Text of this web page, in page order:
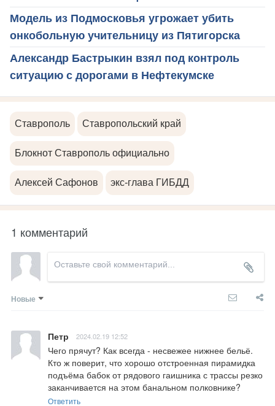
Модель из Подмосковья угрожает убить
онкобольную учительницу из Пятигорска
Александр Бастрыкин взял под контроль
ситуацию с дорогами в Нефтекумске
Ставрополь Ставропольский край
Блокнот Ставрополь официально
Алексей Сафонов экс-глава ГИБДД
1 комментарий
Новые
Петр 2024.02.19 12:52
Чего прячут? Как всегда - несвежее нижнее бельё.
Кто ж поверит, что хорошо отстроенная пирамидка
подъёма бабок от рядового гаишника с трассы резко
заканчивается на этом банальном полковнике?
Ответить